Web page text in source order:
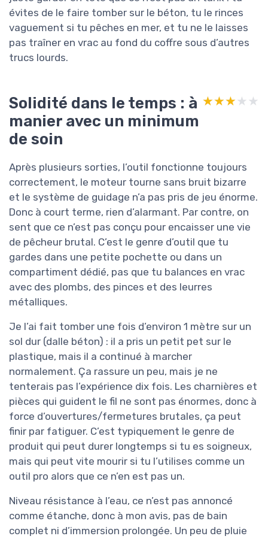
évites de le faire tomber sur le béton, tu le rinces
vaguement si tu pêches en mer, et tu ne le laisses
pas traîner en vrac au fond du coffre sous d’autres
trucs lourds.
Solidité dans le temps : à
manier avec un minimum
de soin
★★★★★
★★★★★
Après plusieurs sorties, l’outil fonctionne toujours
correctement, le moteur tourne sans bruit bizarre
et le système de guidage n’a pas pris de jeu énorme.
Donc à court terme, rien d’alarmant. Par contre, on
sent que ce n’est pas conçu pour encaisser une vie
de pêcheur brutal. C’est le genre d’outil que tu
gardes dans une petite pochette ou dans un
compartiment dédié, pas que tu balances en vrac
avec des plombs, des pinces et des leurres
métalliques.
Je l’ai fait tomber une fois d’environ 1 mètre sur un
sol dur (dalle béton) : il a pris un petit pet sur le
plastique, mais il a continué à marcher
normalement. Ça rassure un peu, mais je ne
tenterais pas l’expérience dix fois. Les charnières et
pièces qui guident le fil ne sont pas énormes, donc à
force d’ouvertures/fermetures brutales, ça peut
finir par fatiguer. C’est typiquement le genre de
produit qui peut durer longtemps si tu es soigneux,
mais qui peut vite mourir si tu l’utilises comme un
outil pro alors que ce n’en est pas un.
Niveau résistance à l’eau, ce n’est pas annoncé
comme étanche, donc à mon avis, pas de bain
complet ni d’immersion prolongée. Un peu de pluie